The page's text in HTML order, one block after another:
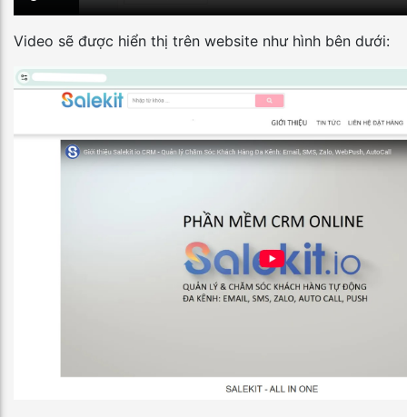
Video sẽ được hiển thị trên website như hình bên dưới: